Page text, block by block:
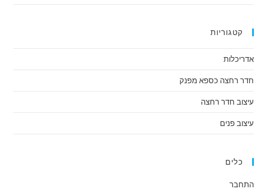
קטגוריות
אדריכלות
חדר רחצה כספא מפנק
עיצוב חדר רחצה
עיצוב פנים
כלים
התחבר